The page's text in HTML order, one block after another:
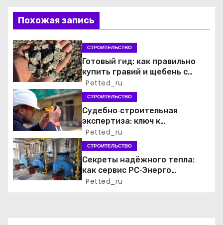
и
я
п
о
з
а
п
и
с
Похожая запись
СТРОИТЕЛЬСТВО
Готовый гид: как правильно
купить гравий и щебень с
доставкой без лишних хлопот
Petted_ru
СТРОИТЕЛЬСТВО
Судебно‑строительная
экспертиза: ключ к
справедливому разрешению
строительных споров
Petted_ru
СТРОИТЕЛЬСТВО
Секреты надёжного тепла:
как сервис РС‑Энерго
обеспечивает безотказную
Petted_ru